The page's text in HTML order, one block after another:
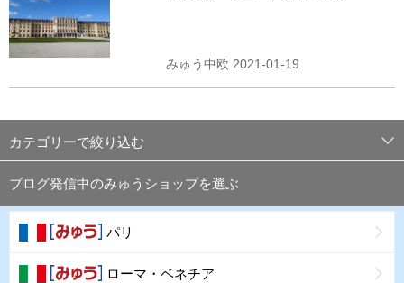
みゅう中欧 2021-01-19
カテゴリーで絞り込む
ブログ発信中のみゅうショップを選ぶ
パリ
ローマ・ベネチア